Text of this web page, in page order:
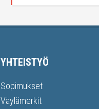
YHTEISTYÖ
Sopimukset
Väylämerkit